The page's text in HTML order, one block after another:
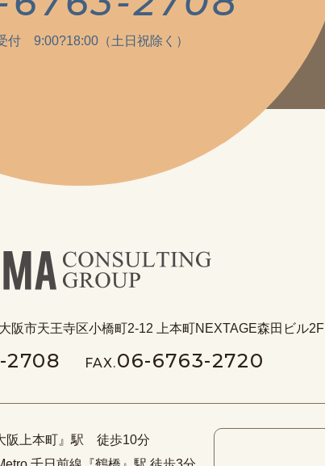
付 9:00?18:00（土日祝除く）
市天王寺区小橋町2-12 上本町NEXTAGE森田ビル2F
2708 FAX.06-6763-2720
阪上本町』駅 徒歩10分